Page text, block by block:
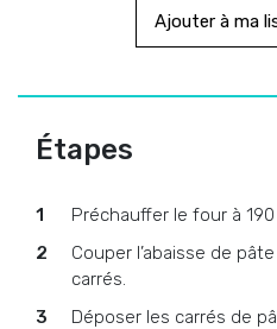
Ajouter à ma
Étapes
Préchauffer le four à 190
Couper l’abaisse de
carrés.
Déposer les carrés de